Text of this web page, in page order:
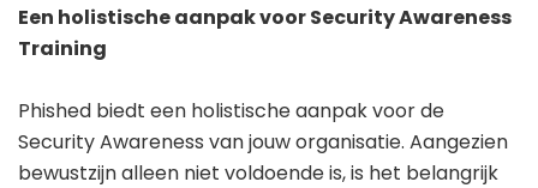
Een holistische aanpak voor Security Awareness
Training
Phished biedt een holistische aanpak voor de
Security Awareness van jouw organisatie. Aangezien
bewustzijn alleen niet voldoende is, is het belangrijk